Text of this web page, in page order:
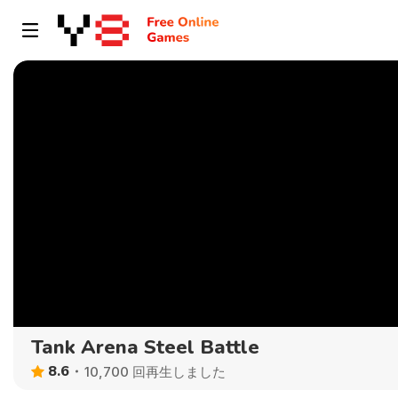
Tank Arena Steel Battle
8.6 10,700 回再生しました